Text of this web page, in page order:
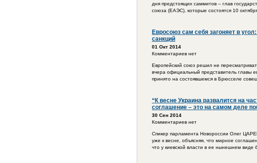
дня предстоящих саммитов – глав
союза (ЕАЭС), которые состоятся 10
Евросоюз сам себя загоняет в
санкций
01 Окт 2014
Комментариев нет
Европейский союз решил не
вчера официальный представитель главы
принято на состоявшемся в Брюсселе
“К весне Украина развалится на
соглашение – это на самом деле
30 Сен 2014
Комментариев нет
Спикер парламента Новороссии Олег
уже к весне, объясняя, что мирное
что у киевской власти в ее нынешнем виде